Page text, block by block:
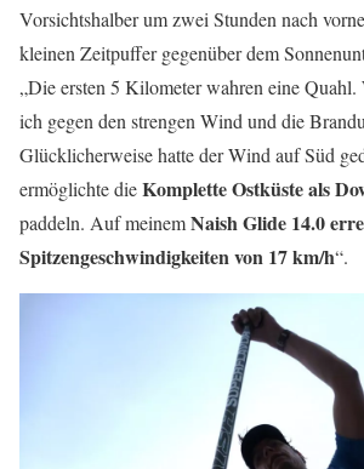
Vorsichtshalber um zwei Stunden nach
kleinen Zeitpuffer gegenüber dem
„Die ersten 5 Kilometer wahren eine
ich gegen den strengen Wind und die
Glücklicherweise hatte der Wind auf Süd
ermöglichte dieKomplette Ostküste als
paddeln. Auf meinemNaish Glide 14.0
Spitzengeschwindigkeiten von 17 km/h“.